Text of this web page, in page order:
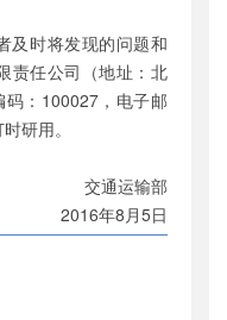
及时将发现的问题和
责任公司（地址：北
： 100027，电子邮
研用。
运输部
年8月5日